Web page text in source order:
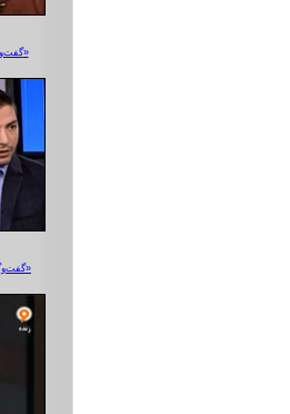
گفت‌وگو با اسلک‌لاینرها؛ «آبایی» و «شریفی»
گفت‌وگو با یخ‌نوردان؛ «صفدریان» و «موسوی»